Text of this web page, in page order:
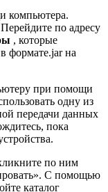
компьютера.
по адресу
, которые
формате.jar на
при помощи
одну из
передачи данных
пока
по ним
С помощью
каталог